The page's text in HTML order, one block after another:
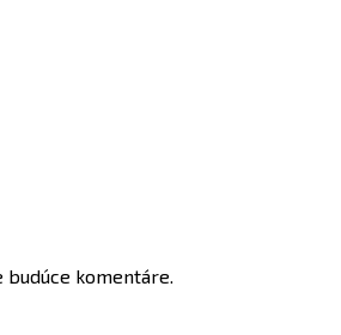
komentáre.